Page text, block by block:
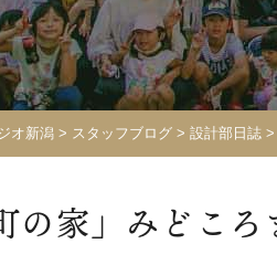
オ新潟 > スタッフブログ > 設計部日誌 >
の家」みどころ